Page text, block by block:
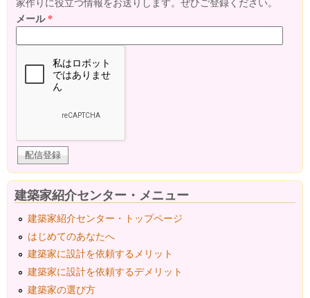
メール*
建築家紹介センター・メニュー
建築家紹介センター・トップページ
はじめてのあなたへ
建築家に設計を依頼するメリット
建築家に設計を依頼するデメリット
建築家の選び方